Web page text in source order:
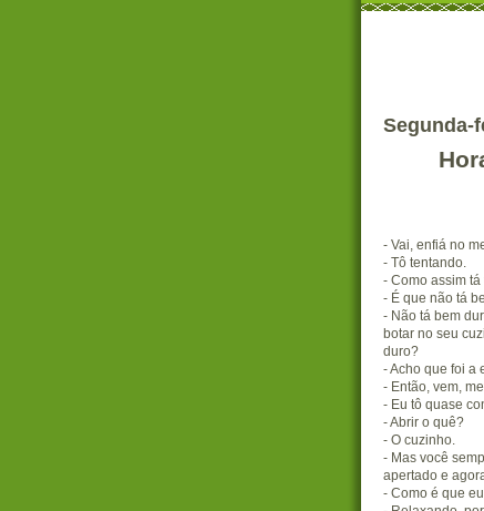
Segunda-
- Vai, enfiá no
- Tô tentando.
- Como assim
- É que não tá
- Não tá bem
botar no seu
duro?
- Acho que foi a
- Então, vem,
- Eu tô quase
- Abrir o quê?
- O cuzinho.
- Mas você
apertado e
- Como é que